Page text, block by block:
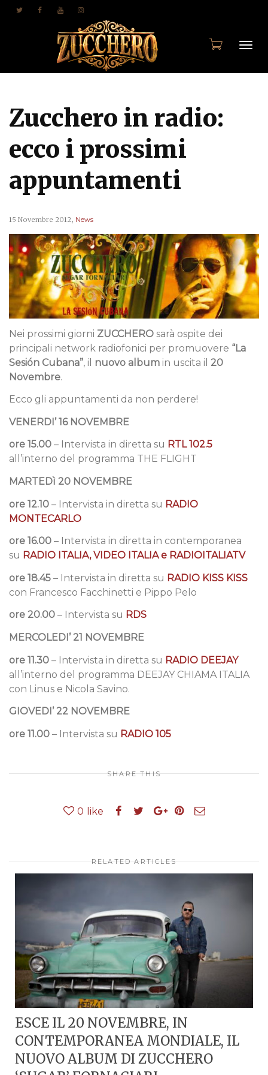
Zucchero in radio:
ecco i prossimi
appuntamenti
15 Novembre 2012, News
Nei prossimi giorni ZUCCHERO sarà ospite dei
principali network radiofonici per promuovere “La
Sesión Cubana”, il nuovo album in uscita il 20
Novembre.
Ecco gli appuntamenti da non perdere!
VENERDI’ 16 NOVEMBRE
ore 15.00 – Intervista in diretta su RTL 102.5
all’interno del programma THE FLIGHT
MARTEDì 20 NOVEMBRE
ore 12.10 – Intervista in diretta su RADIO
MONTECARLO
ore 16.00 – Intervista in diretta in contemporanea
su RADIO ITALIA, VIDEO ITALIA e RADIOITALIATV
ore 18.45 – Intervista in diretta su RADIO KISS KISS
con Francesco Facchinetti e Pippo Pelo
ore 20.00 – Intervista su RDS
MERCOLEDI’ 21 NOVEMBRE
ore 11.30 – Intervista in diretta su RADIO DEEJAY
all’interno del programma DEEJAY CHIAMA ITALIA
con Linus e Nicola Savino.
GIOVEDI’ 22 NOVEMBRE
ore 11.00 – Intervista su RADIO 105
SHARE THIS
0 like
RELATED ARTICLES
ESCE IL 20 NOVEMBRE, IN
CONTEMPORANEA MONDIALE, IL
NUOVO ALBUM DI ZUCCHERO